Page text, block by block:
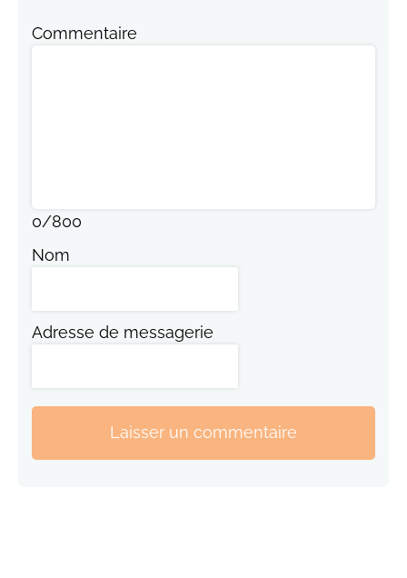
Commentaire
0/800
Nom
Adresse de messagerie
Laisser un commentaire